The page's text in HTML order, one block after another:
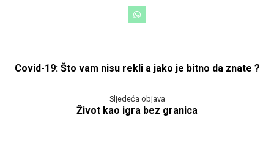
Covid-19: Što vam nisu rekli a jako je bitno da znate ?
Sljedeća objava
Život kao igra bez granica